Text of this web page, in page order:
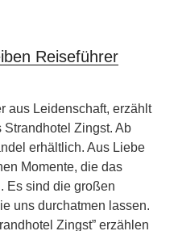
Reiseführer
aus Leidenschaft, erzählt
Zingst. Ab
erhältlich. Aus Liebe
Momente, die das
Es sind die großen
uns durchatmen lassen.
Zingst” erzählen